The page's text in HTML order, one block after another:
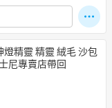
精靈 精靈 絨毛 沙包
尼專賣店帶回